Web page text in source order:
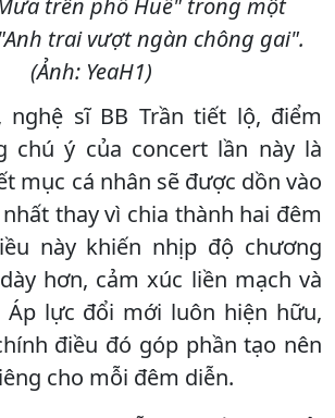
trên phố Huế" trong một
trai vượt ngàn chông gai".
(Ảnh: YeaH1)
nghệ sĩ BB Trần tiết lộ, điểm
chú ý của concert lần này là
mục cá nhân sẽ được dồn vào
thay vì chia thành hai đêm
này khiến nhịp độ chương
hơn, cảm xúc liền mạch và
Áp lực đổi mới luôn hiện hữu,
điều đó góp phần tạo nên
cho mỗi đêm diễn.